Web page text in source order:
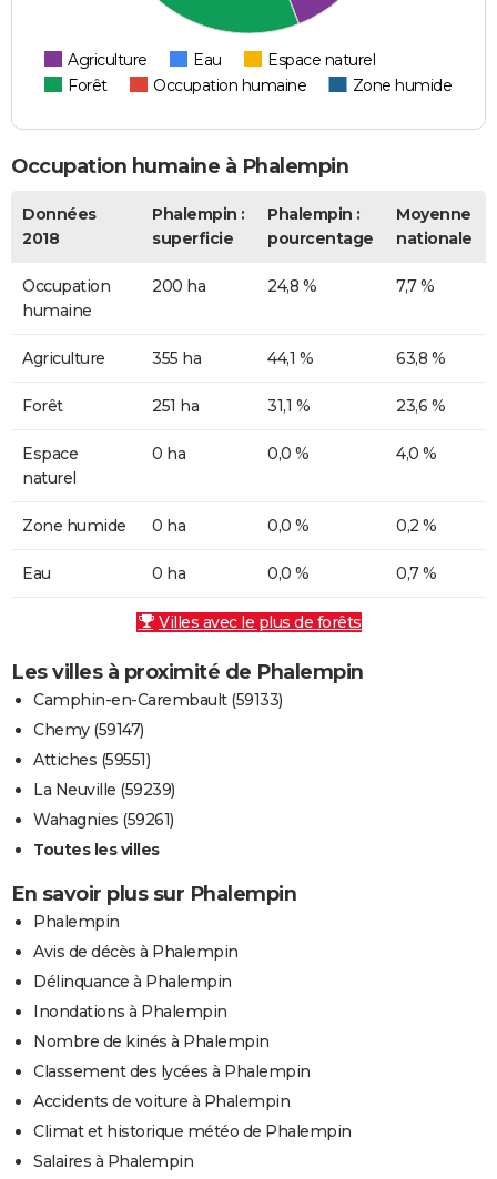
Agriculture Eau
Espace naturel
Forêt
Occupation humaine Zone humide
Occupation humaine à Phalempin
Données
2018
Phalempin :
superficie
Phalempin :
pourcentage
Moyenne
nationale
Occupation
humaine
200 ha 24,8 % 7,7 %
Agriculture 355 ha 44,1 % 63,8 %
Forêt 251 ha 31,1 % 23,6 %
Espace
naturel
0 ha 0,0 % 4,0 %
Zone humide 0 ha 0,0 % 0,2 %
Eau 0 ha 0,0 % 0,7 %
Villes avec le plus de forêts
Les villes à proximité de Phalempin
Camphin-en-Carembault (59133)
Chemy (59147)
Attiches (59551)
La Neuville (59239)
Wahagnies (59261)
Toutes les villes
En savoir plus sur Phalempin
Phalempin
Avis de décès à Phalempin
Délinquance à Phalempin
Inondations à Phalempin
Nombre de kinés à Phalempin
Classement des lycées à Phalempin
Accidents de voiture à Phalempin
Climat et historique météo de Phalempin
Salaires à Phalempin